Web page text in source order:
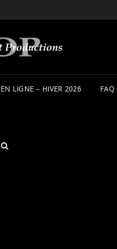
LIGNE – HIVER 2026 FAQ
SEARCH